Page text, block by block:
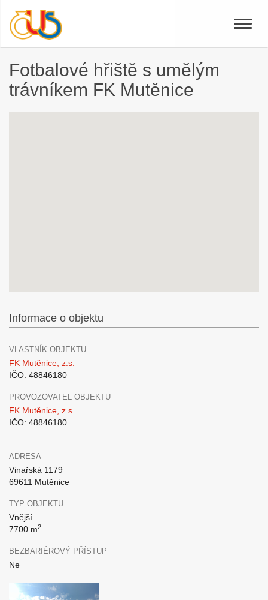
Toggle
Fotbalové hřiště s umělým
trávníkem FK Mutěnice
Informace o objektu
VLASTNÍK OBJEKTU
FK Mutěnice, z.s.
IČO: 48846180
PROVOZOVATEL OBJEKTU
FK Mutěnice, z.s.
IČO: 48846180
ADRESA
Vinařská 1179
69611 Mutěnice
TYP OBJEKTU
Vnější
7700 m2
BEZBARIÉROVÝ PŘÍSTUP
Ne